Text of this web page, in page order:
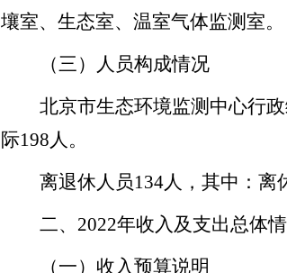
壤室、生态室、温室气体监测室。
（三）人员构成情况
北京市生态环境监测中心行政
际198人。
离退休人员134人，其中：离
二、 2022年收入及支出总体
（一）收入预算说明